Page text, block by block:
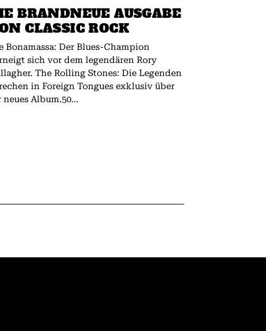
BRANDNEUE AUSGABE
CLASSIC ROCK
Bonamassa: Der Blues-Champion
sich vor dem legendären Rory
Rolling Stones: Die Legenden
in Foreign Tongues exklusiv über
Album.50...